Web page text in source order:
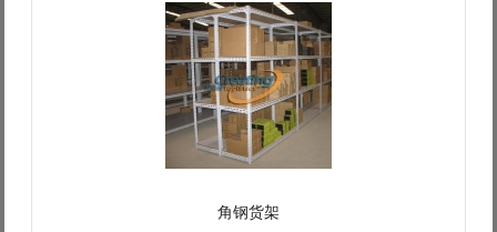
角钢货架